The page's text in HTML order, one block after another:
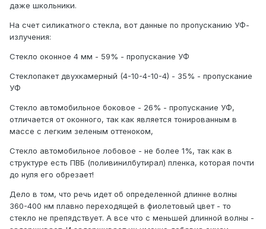
даже школьники.
На счет силикатного стекла, вот данные по пропусканию УФ-
излучения:
Стекло оконное 4 мм - 59% - пропускание УФ
Стеклопакет двухкамерный (4-10-4-10-4) - 35% - пропускание
УФ
Стекло автомобильное боковое - 26% - пропускание УФ,
отличается от оконного, так как является тонированным в
массе с легким зеленым оттеноком,
Стекло автомобильное лобовое - не более 1%, так как в
структуре есть ПВБ (поливинилбутирал) пленка, которая почти
до нуля его обрезает!
Дело в том, что речь идет об определенной длинне волны
360-400 нм плавно переходящей в фиолетовый цвет - то
стекло не препядствует. А все что с меньшей длинной волны -